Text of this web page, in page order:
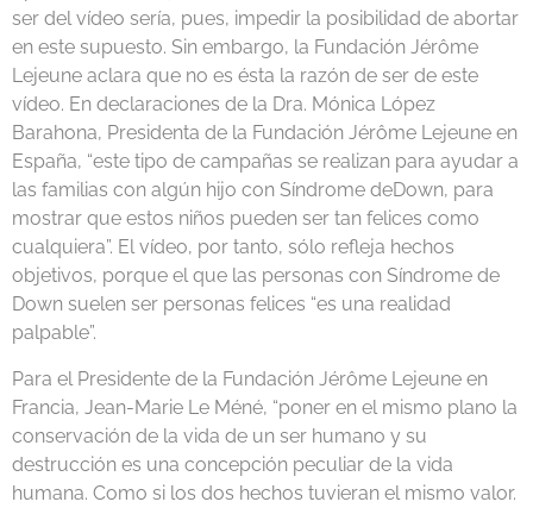
ser del vídeo sería, pues, impedir la posibilidad de abortar
en este supuesto. Sin embargo, la Fundación Jérôme
Lejeune aclara que no es ésta la razón de ser de este
vídeo. En declaraciones de la Dra. Mónica López
Barahona, Presidenta de la Fundación Jérôme Lejeune en
España, “este tipo de campañas se realizan para ayudar a
las familias con algún hijo con Síndrome deDown, para
mostrar que estos niños pueden ser tan felices como
cualquiera”. El vídeo, por tanto, sólo refleja hechos
objetivos, porque el que las personas con Síndrome de
Down suelen ser personas felices “es una realidad
palpable”.
Para el Presidente de la Fundación Jérôme Lejeune en
Francia, Jean-Marie Le Méné, “poner en el mismo plano la
conservación de la vida de un ser humano y su
destrucción es una concepción peculiar de la vida
humana. Como si los dos hechos tuvieran el mismo valor.